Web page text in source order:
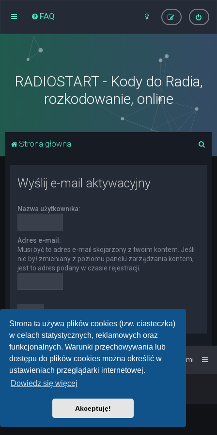
Strona ta używa plików cookies (tzw. ciasteczka)
w celach statystycznych, reklamowych oraz
funkcjonalnych. Warunki przechowywania lub
dostępu do plików cookies można określić w
ustawieniach przeglądarki internetowej.
Dowiedz się więcej
Akceptuję!
FAQ
RADIOSTART - Kody do Radia,
rozkodowanie, online
Strona główna
Wyślij e-mail aktywacyjny
Nazwa użytkownika:
Adres e-mail:
Musi być to adres e-mail skojarzony z twoim kontem. Jeśli
nie był zmieniany z poziomu panelu zarządzania kontem,
jest to adres podany w czasie rejestracji.
Strona główna Kontakt z nami
Powered byphpBB™• Design by